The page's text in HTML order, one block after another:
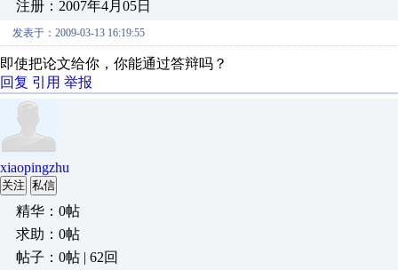
注册：2007年4月05日
发表于：2009-03-13 16:19:55
即使把论文给你，你能通过答辩吗？
回复 引用 举报
xiaopingzhu
关注 私信
精华：0帖
求助：0帖
帖子：0帖 | 62回